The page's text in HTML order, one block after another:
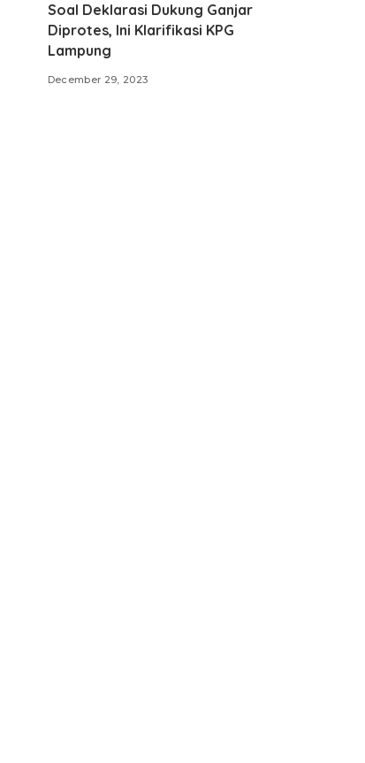
Soal Deklarasi Dukung Ganjar
Diprotes, Ini Klarifikasi KPG
Lampung
December 29, 2023